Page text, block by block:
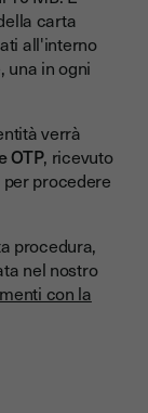
carta
all'interno
una in ogni
verrà
OTP, ricevuto
procedere
procedura,
nel nostro
con la